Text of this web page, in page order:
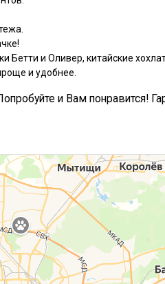
Бетти и Оливер, китайские
и удобнее.
и Вам понравится!